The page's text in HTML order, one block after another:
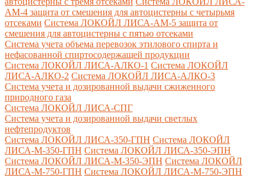
AM-4 защита от смешения для автоцистерны с четырьмя
отсеками Система ЛОКОЙЛ ЛИСА-AM-5 защита от
смешения для автоцистерны с пятью отсеками
Система учета объема перевозок этилового спирта и
нефасованной спиртосодержащей продукции
Система ЛОКОЙЛ ЛИСА-AЛКО-1 Система ЛОКОЙЛ
ЛИСА-АЛКО-2 Система ЛОКОЙЛ ЛИСА-АЛКО-3
Система учета и дозированной выдачи сжиженного
природного газа
Система ЛОКОЙЛ ЛИСА-СПГ
Система учета и дозированной выдачи светлых
нефтепродуктов
Система ЛОКОЙЛ ЛИСА-350-ГПН Система ЛОКОЙЛ
ЛИСА-М-350-ГПН Система ЛОКОЙЛ ЛИСА-350-ЭПН
Система ЛОКОЙЛ ЛИСА-М-350-ЭПН Система ЛОКОЙЛ
ЛИСА-М-750-ГПН Система ЛОКОЙЛ ЛИСА-М-750-ЭПН